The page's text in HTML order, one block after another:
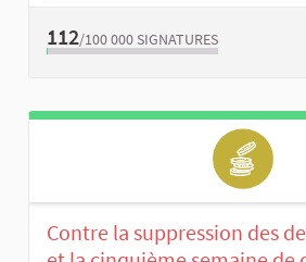
112/100 000 SIGNATURES
Contre la suppression des